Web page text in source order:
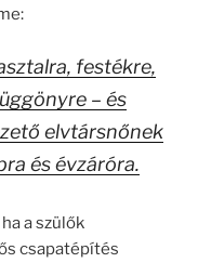
festékre,
– és
elvtársnőnek
és évzáróra.
a szülők
csapatépítés